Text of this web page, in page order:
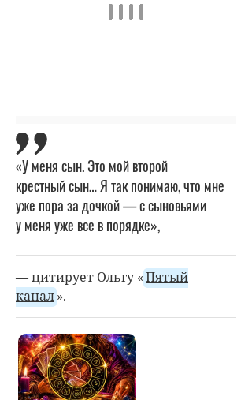
«У меня сын. Это мой второй
крестный сын… Я так понимаю, что мне
уже пора за дочкой — с сыновьями
у меня уже все в порядке»,
— цитирует Ольгу «Пятый
канал».